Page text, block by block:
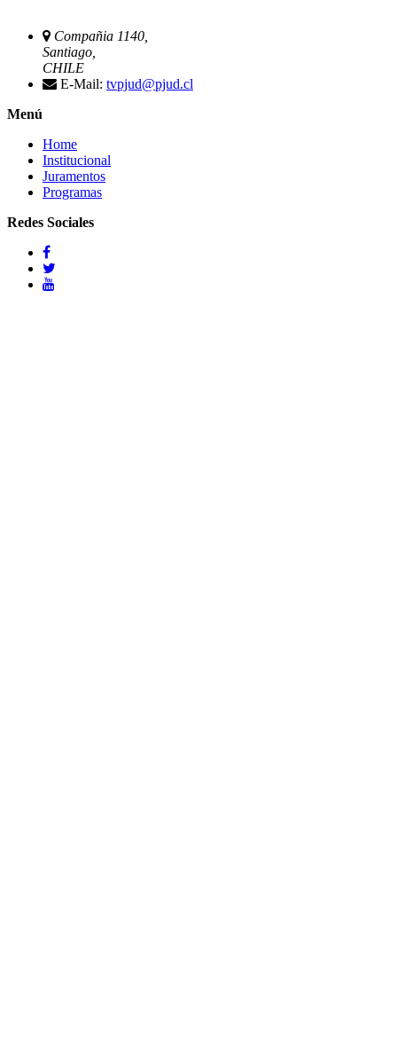
Compañia 1140,
Santiago,
CHILE
E-Mail: tvpjud@pjud.cl
Menú
Home
Institucional
Juramentos
Programas
Redes Sociales